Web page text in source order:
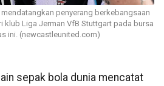
penyerang berkebangsaan
klub Liga Jerman VfB Stuttgart pada bursa
ini. (newcastleunited.com)
sepak bola dunia mencatat